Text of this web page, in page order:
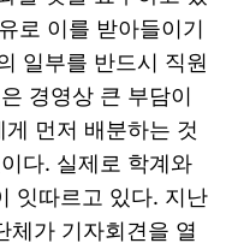
로 이를 받아들이기
일부를 반드시 직원
경영상 큰 부담이
먼저 배분하는 것
다. 실제로 학계와
잇따르고 있다. 지난
체가 기자회견을 열